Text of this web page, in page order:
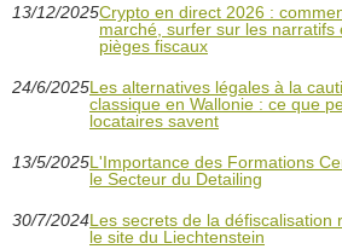
13/12/2025Crypto en direct 2026 :
marché, surfer sur les narratifs
pièges fiscaux
24/6/2025Les alternatives légales à la
classique en Wallonie : ce que
locataires savent
13/5/2025L'Importance des Formations
le Secteur du Detailing
30/7/2024Les secrets de la défiscalisation
le site du Liechtenstein